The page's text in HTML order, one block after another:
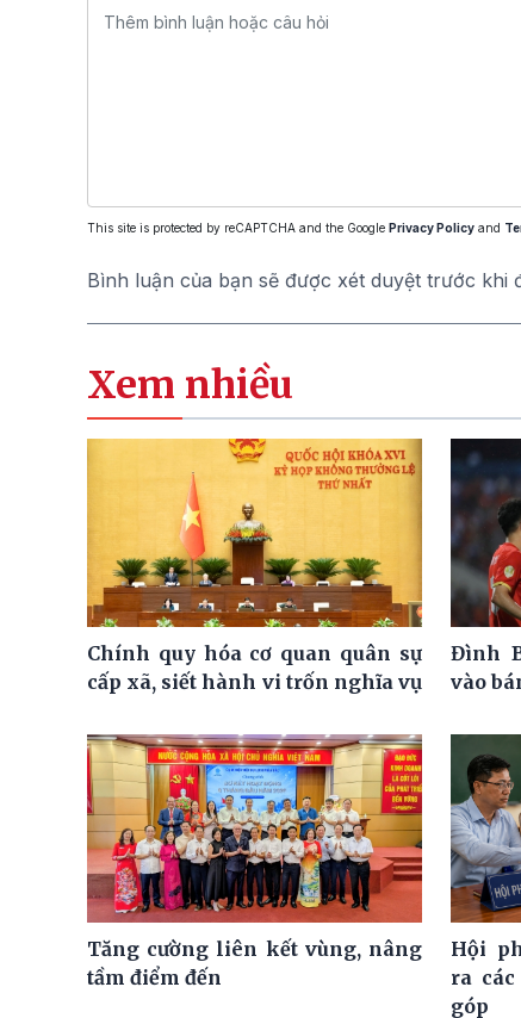
This site is protected by reCAPTCHA and the Google Privacy Policy and
Bình luận của bạn sẽ được xét duyệt trước khi
Xem nhiều
Chính quy hóa cơ quan quân sự
cấp xã, siết hành vi trốn nghĩa vụ
Đình
vào
Tăng cường liên kết vùng, nâng
tầm điểm đến
Hội
ra
góp